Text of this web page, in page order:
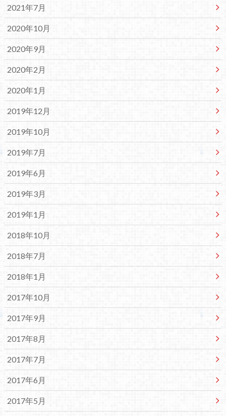
2021年7月
2020年10月
2020年9月
2020年2月
2020年1月
2019年12月
2019年10月
2019年7月
2019年6月
2019年3月
2019年1月
2018年10月
2018年7月
2018年1月
2017年10月
2017年9月
2017年8月
2017年7月
2017年6月
2017年5月